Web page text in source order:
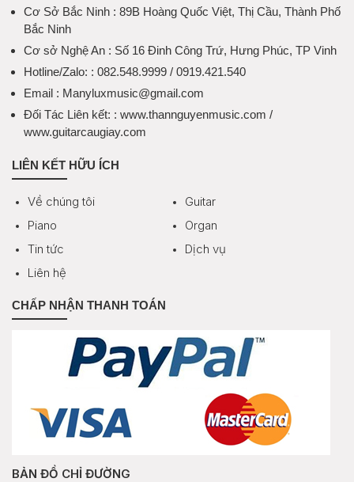
Cơ Sở Bắc Ninh : 89B Hoàng Quốc Việt, Thị Cầu, Thành Phố
Bắc Ninh
Cơ sở Nghệ An : Số 16 Đinh Công Trứ, Hưng Phúc, TP Vinh
Hotline/Zalo: : 082.548.9999 / 0919.421.540
Email : Manyluxmusic@gmail.com
Đối Tác Liên kết: : www.thannguyenmusic.com /
www.guitarcaugiay.com
LIÊN KẾT HỮU ÍCH
Về chúng tôi
Guitar
Piano
Organ
Tin tức
Dịch vụ
Liên hệ
CHẤP NHẬN THANH TOÁN
BẢN ĐỒ CHỈ ĐƯỜNG